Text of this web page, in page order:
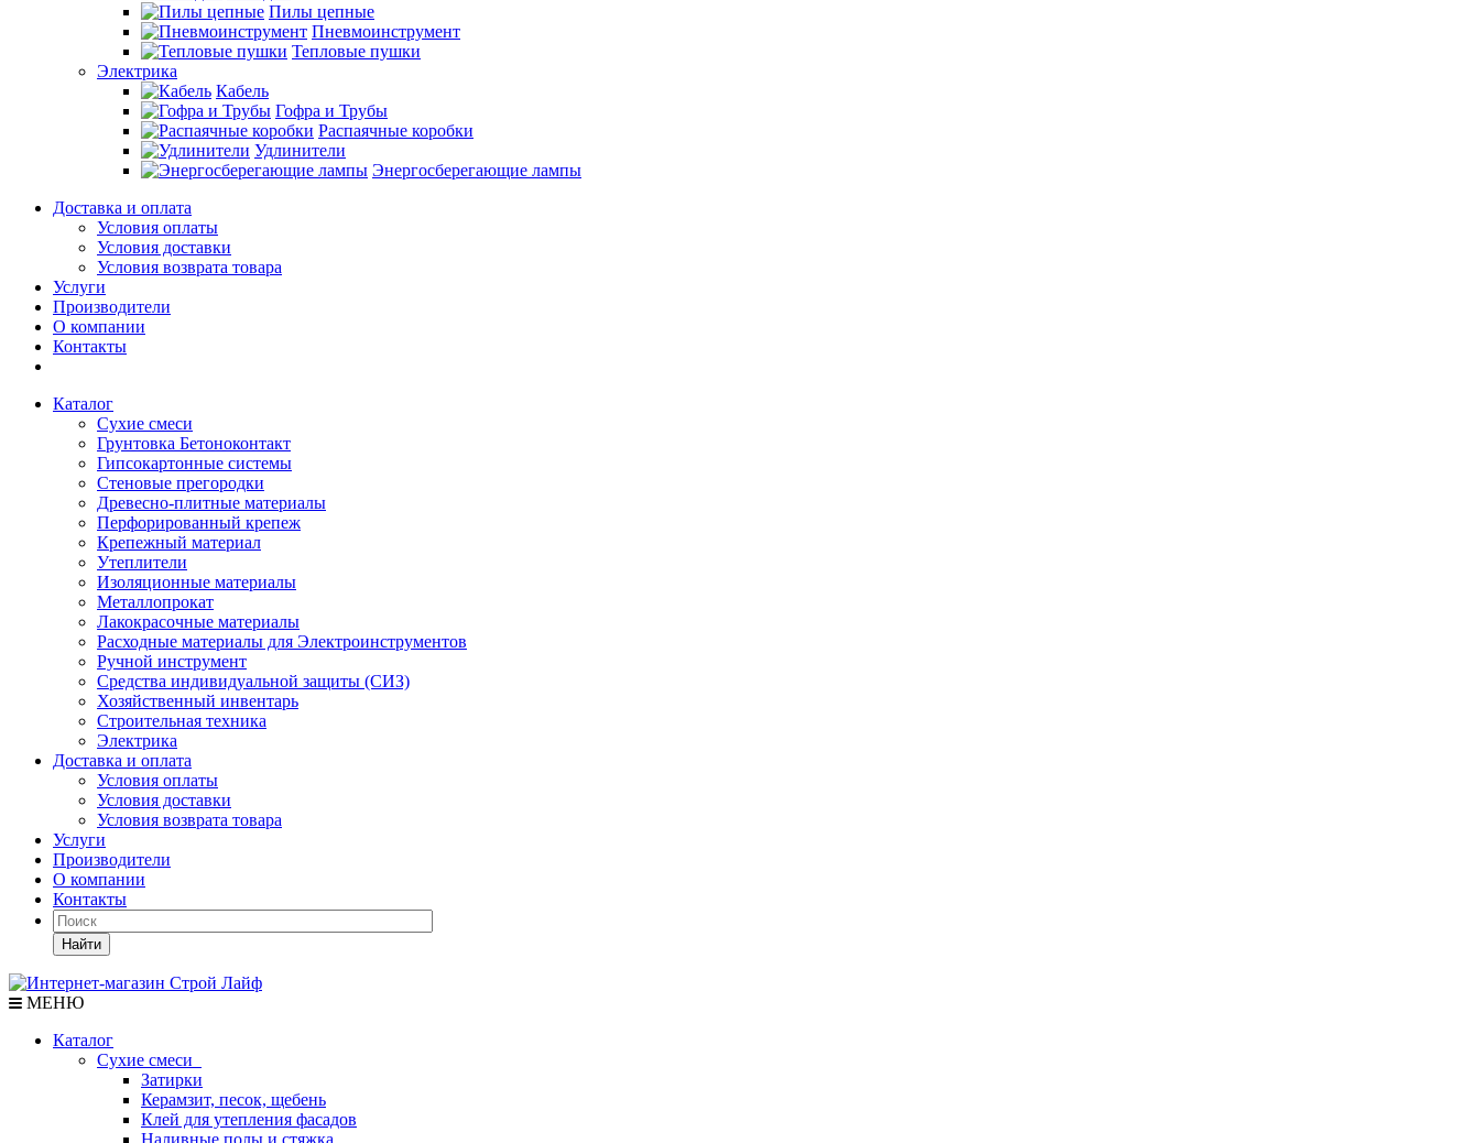
Пилы цепные
Пневмоинструмент
Тепловые пушки
Электрика
Кабель
Гофра и Трубы
Распаячные коробки
Удлинители
Энергосберегающие лампы
Доставка и оплата
Условия оплаты
Условия доставки
Условия возврата товара
Услуги
Производители
О компании
Контакты
Каталог
Сухие смеси
Грунтовка Бетоноконтакт
Гипсокартонные системы
Стеновые прегородки
Древесно-плитные материалы
Перфорированный крепеж
Крепежный материал
Утеплители
Изоляционные материалы
Металлопрокат
Лакокрасочные материалы
Расходные материалы для Электроинструментов
Ручной инструмент
Средства индивидуальной защиты (СИЗ)
Хозяйственный инвентарь
Строительная техника
Электрика
Доставка и оплата
Условия оплаты
Условия доставки
Условия возврата товара
Услуги
Производители
О компании
Контакты
Найти
МЕНЮ
Каталог
Сухие смеси
Затирки
Керамзит, песок, щебень
Клей для утепления фасадов
Наливные полы и стяжка